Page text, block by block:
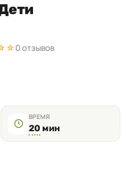
0 отзывов
ВРЕМЯ
20 мин